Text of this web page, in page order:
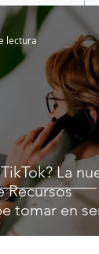
La
Recursos
tomar en
lectura